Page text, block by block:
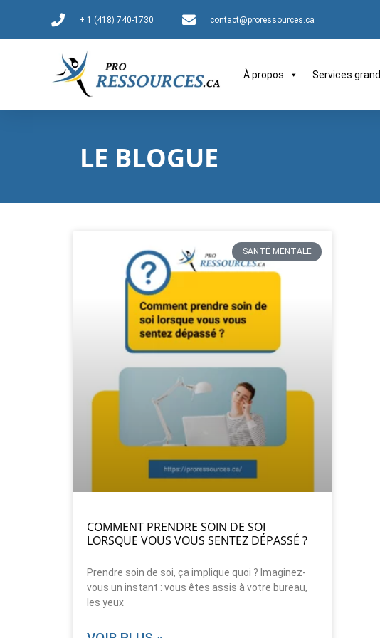
+ 1 (418) 740-1730 contact@proressources.ca
À propos Services
LE BLOGUE
SANTÉ MENTALE
COMMENT PRENDRE SOIN DE SOI
LORSQUE VOUS VOUS SENTEZ DÉPASSÉ ?
Prendre soin de soi, ça implique quoi ? Imaginez-
vous un instant : vous êtes assis à votre bureau,
les yeux